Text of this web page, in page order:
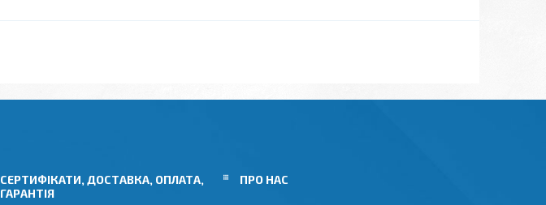
СЕРТИФІКАТИ, ДОСТАВКА, ОПЛАТА,
ГАРАНТІЯ
ПРО НАС